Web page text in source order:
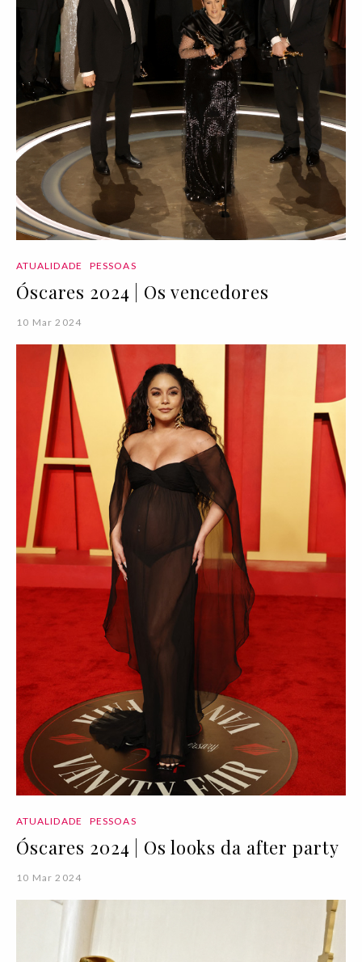
ATUALIDADE PESSOAS
Óscares 2024 | Os vencedores
10 Mar 2024
ATUALIDADE PESSOAS
Óscares 2024 | Os looks da after party
10 Mar 2024